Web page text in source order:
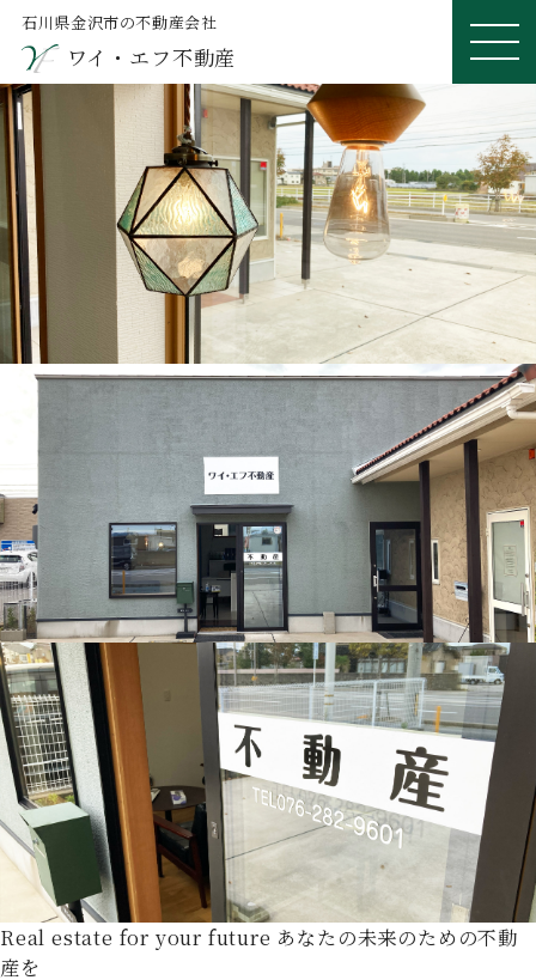
石川県金沢市の不動産会社
ワイ・エフ不動産
ME
NU
Real estate for your future あなたの未来のための不動
産を